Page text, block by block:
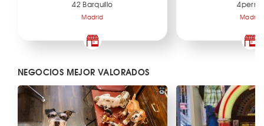
42 Barquillo
Madrid
4perras
Madrid
NEGOCIOS MEJOR VALORADOS